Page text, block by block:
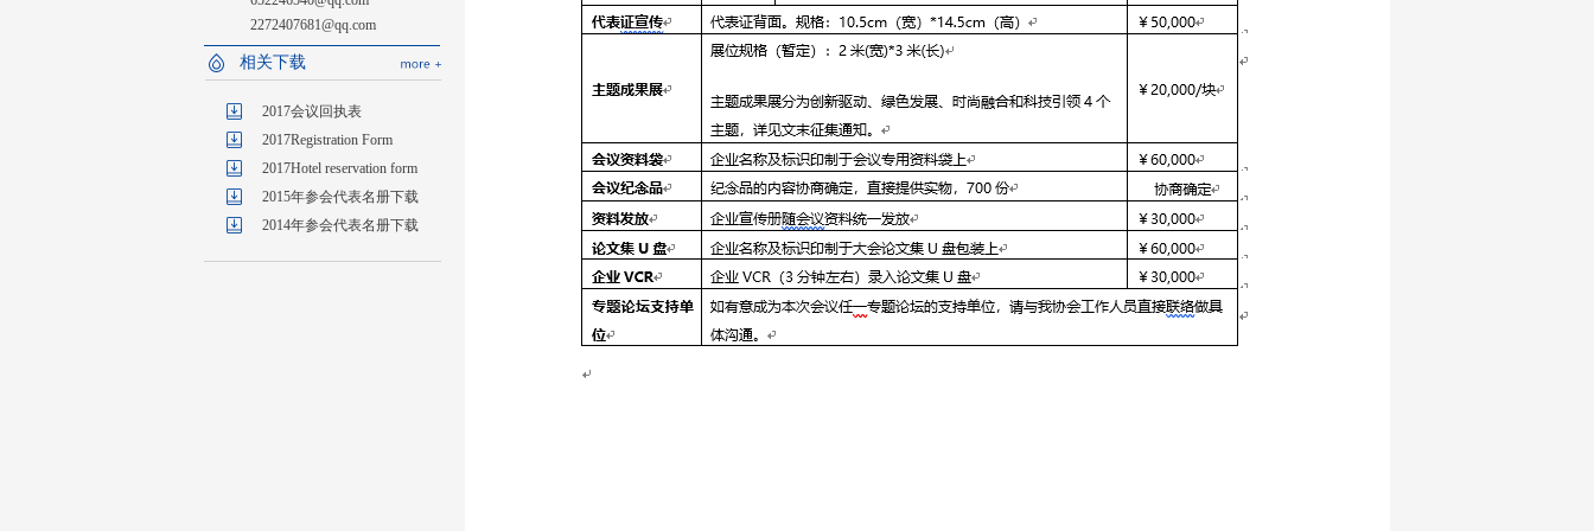
2272407681@qq.com
相关下载
2017会议回执表
2017Registration Form
2017Hotel reservation form
2015年参会代表名册下载
2014年参会代表名册下载